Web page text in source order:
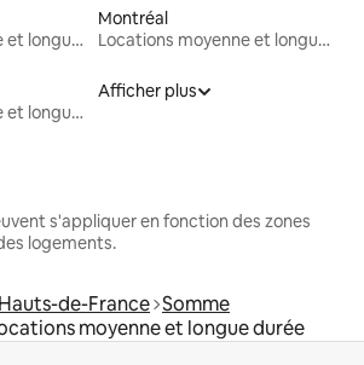
Locations moyenne et longue durée
Montréal
Locations moyenne et longue durée
Locations moyenne et longue durée
Afficher plus
s'appliquer en fonction des zones
logements.
Hauts-de-France Somme
moyenne et longue durée